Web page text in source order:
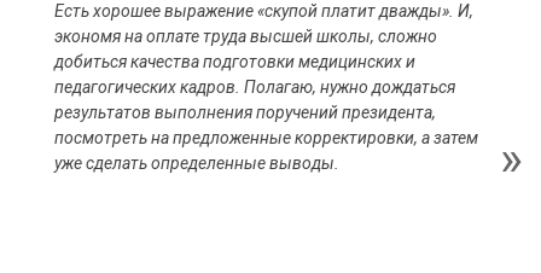
Есть хорошее выражение «скупой платит дважды». И,
экономя на оплате труда высшей школы, сложно
добиться качества подготовки медицинских и
педагогических кадров. Полагаю, нужно дождаться
результатов выполнения поручений президента,
посмотреть на предложенные корректировки, а затем
уже сделать определенные выводы.